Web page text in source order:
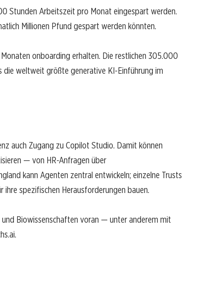
Stunden Arbeitszeit pro Monat eingespart werden.
Millionen Pfund gespart werden könnten.
onboarding erhalten. Die restlichen 305.000
weltweit größte generative KI-Einführung im
auch Zugang zu Copilot Studio. Damit können
— von HR-Anfragen über
kann Agenten zentral entwickeln; einzelne Trusts
spezifischen Herausforderungen bauen.
Biowissenschaften voran — unter anderem mit